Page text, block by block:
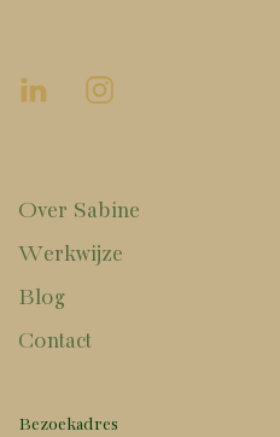
Over Sabine
Werkwijze
Blog
Contact
Bezoekadres